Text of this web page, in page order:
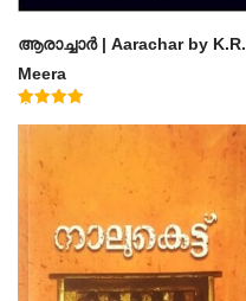
ആരാച്ചാര്‍ | Aarachar by K.R.
Meera